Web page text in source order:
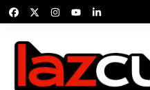
para
conteúdo